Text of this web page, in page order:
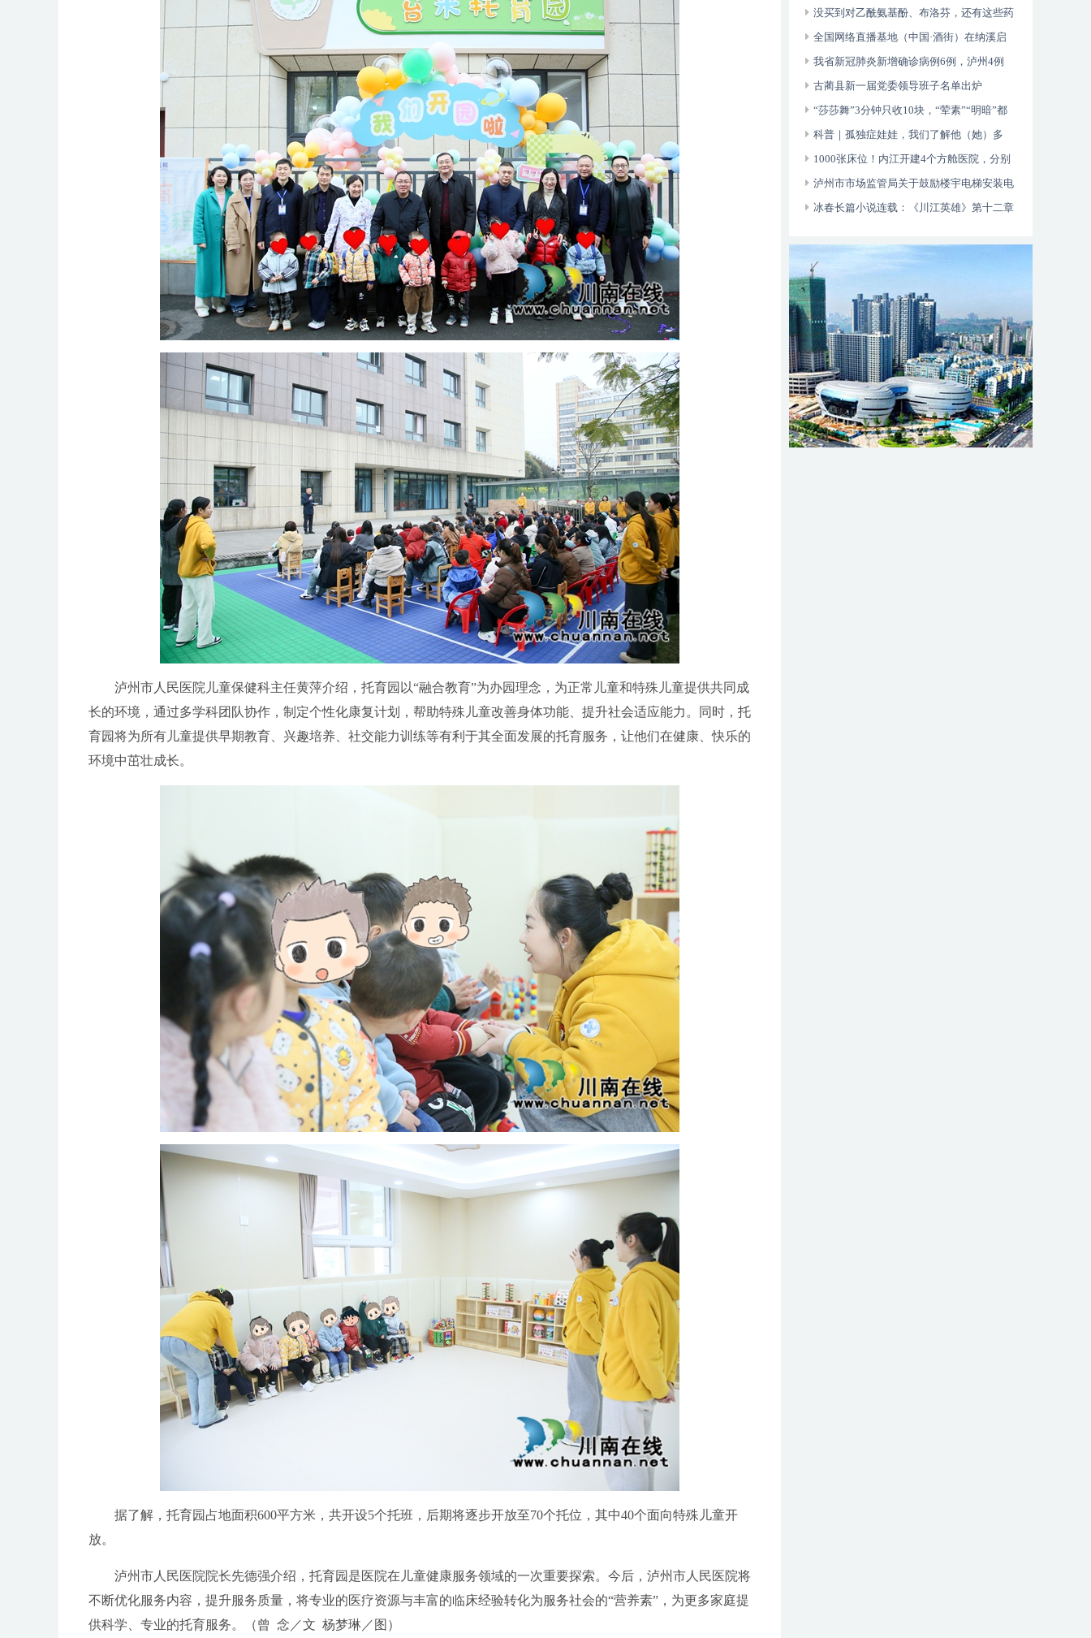
泸州市人民医院儿童保健科主任黄萍介绍，托育园以“融合教育”为办园理念，为正常儿童和特殊儿童提供共同成
长的环境，通过多学科团队协作，制定个性化康复计划，帮助特殊儿童改善身体功能、提升社会适应能力。同时，托
育园将为所有儿童提供早期教育、兴趣培养、社交能力训练等有利于其全面发展的托育服务，让他们在健康、快乐的
环境中茁壮成长。
据了解，托育园占地面积600平方米，共开设5个托班，后期将逐步开放至70个托位，其中40个面向特殊儿童开
放。
泸州市人民医院院长先德强介绍，托育园是医院在儿童健康服务领域的一次重要探索。今后，泸州市人民医院将
不断优化服务内容，提升服务质量，将专业的医疗资源与丰富的临床经验转化为服务社会的“营养素”，为更多家庭提
供科学、专业的托育服务。
（曾 念／文 杨梦琳／图）
没买到对乙酰氨基酚、布洛芬，还有这些药
可以临时替代
全国网络直播基地（中国·酒街）在纳溪启
动运行
我省新冠肺炎新增确诊病例6例，泸州4例
古蔺县新一届党委领导班子名单出炉
“莎莎舞”3分钟只收10块，“荤素”“明暗”都
有，还可以······
科普｜孤独症娃娃，我们了解他（她）多
少？1000张床位！内江开建4个方舱医院，分别
位于——
泸州市市场监管局关于鼓励楼宇电梯安装电
动自行车智能阻止系统的倡议书
冰春长篇小说连载：《川江英雄》第十二章